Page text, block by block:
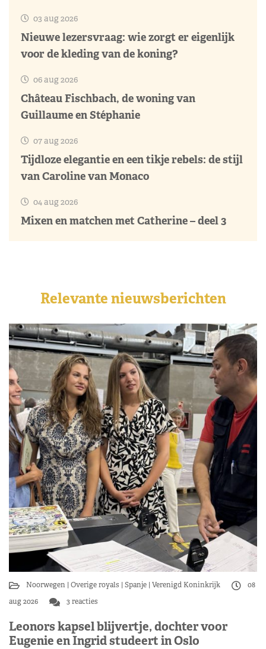
03 aug 2026
Nieuwe lezersvraag: wie zorgt er eigenlijk
voor de kleding van de koning?
06 aug 2026
Château Fischbach, de woning van
Guillaume en Stéphanie
07 aug 2026
Tijdloze elegantie en een tikje rebels: de stijl
van Caroline van Monaco
04 aug 2026
Mixen en matchen met Catherine – deel 3
Relevante nieuwsberichten
Noorwegen Overige royals Spanje Verenigd Koninkrijk
08
aug 2026
3 reacties
Leonors kapsel blijvertje, dochter voor
Eugenie en Ingrid studeert in Oslo